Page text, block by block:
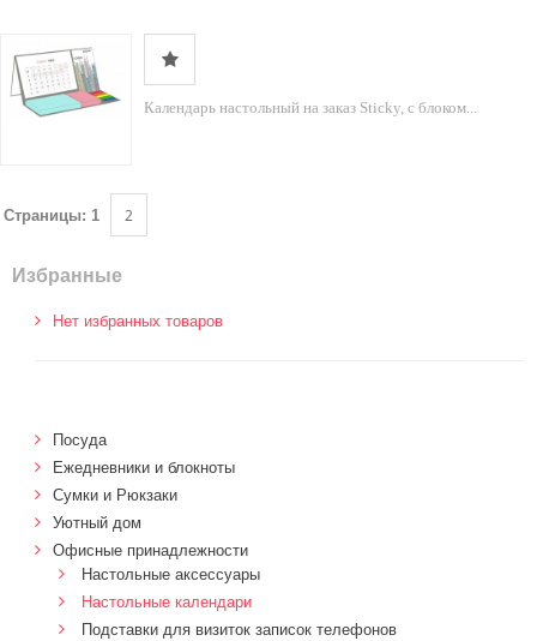
Календарь настольный на заказ Sticky, с блоком...
Страницы: 1 2
Избранные
Нет избранных товаров
Посуда
Ежедневники и блокноты
Сумки и Рюкзаки
Уютный дом
Офисные принадлежности
Настольные аксессуары
Настольные календари
Подставки для визиток записок телефонов